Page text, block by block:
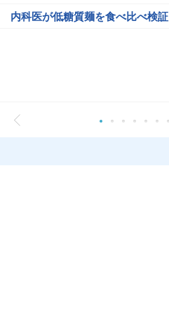
内科医が低糖質麺を食べ比べ検証